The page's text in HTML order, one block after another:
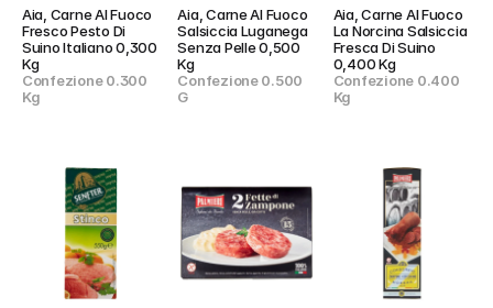
Aia, Carne Al Fuoco
Fresco Pesto Di
Suino Italiano 0,300
Kg
Confezione 0.300
Kg
Aia, Carne Al Fuoco
Salsiccia Luganega
Senza Pelle 0,500
Kg
Confezione 0.500
G
Aia, Carne Al Fuoco
La Norcina Salsiccia
Fresca Di Suino
0,400 Kg
Confezione 0.400
Kg